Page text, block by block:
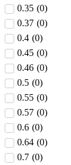
0.35 (0)
0.37 (0)
0.4 (0)
0.45 (0)
0.46 (0)
0.5 (0)
0.55 (0)
0.57 (0)
0.6 (0)
0.64 (0)
0.7 (0)